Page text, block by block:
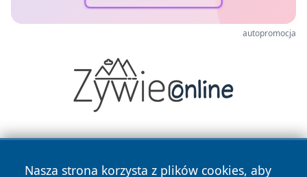
autopromocja
Nasza strona korzysta z plików cookies, aby